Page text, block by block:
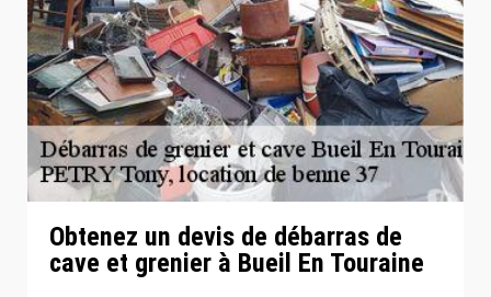
Obtenez un devis de débarras de
cave et grenier à Bueil En Touraine